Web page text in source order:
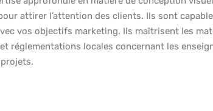
attirer l’attention des clients. Ils sont
vos objectifs marketing. Ils maîtrisent les
réglementations locales concernant les